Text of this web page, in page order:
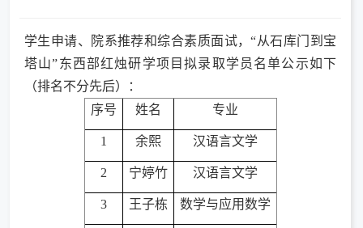
学生申请、院系推荐和综合素质面试，“从石库门到宝
塔山”东西部红烛研学项目拟录取学员名单公示如下
（排名不分先后）：
序号
姓名 专业
1 余熙 汉语言文学
2 宁婷竹 汉语言文学
3 王子栋 数学与应用数学